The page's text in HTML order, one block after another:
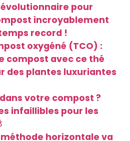
pour
incroyablement
record !
oxygéné (TCO) :
compost avec ce thé
des plantes luxuriantes
votre compost ?
infaillibles pour les
méthode horizontale va